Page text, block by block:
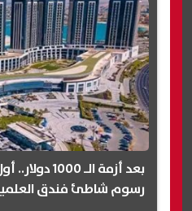
بعد أزمة الـ
رسوم شاطئ فندق